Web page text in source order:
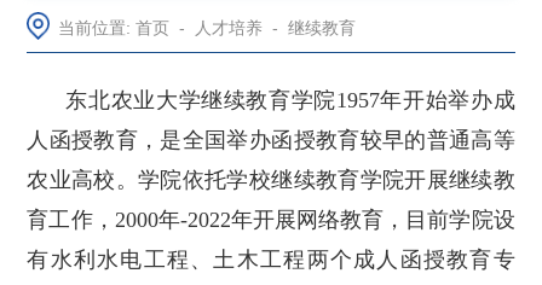
当前位置:首页 - 人才培养 -继续教育
东北农业大学继续教育学院1957年开始举办成
人函授教育，是全国举办函授教育较早的普通高等
农业高校。学院依托学校继续教育学院开展继续教
育工作，2000年-2022年开展网络教育，目前学院设
有水利水电工程、土木工程两个成人函授教育专